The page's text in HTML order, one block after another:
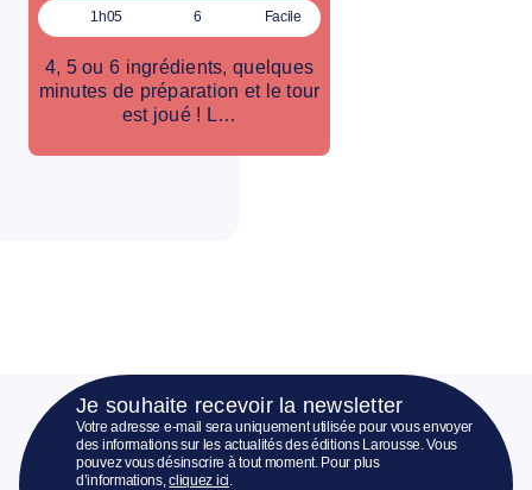
1h05 6 Facile
4, 5 ou 6 ingrédients, quelques
minutes de préparation et le tour
est joué ! L…
Je souhaite recevoir la newsletter
Votre adresse e-mail sera uniquement utilisée pour vous envoyer
des informations sur les actualités des éditions Larousse. Vous
pouvez vous désinscrire à tout moment. Pour plus
d’informations,cliquez ici